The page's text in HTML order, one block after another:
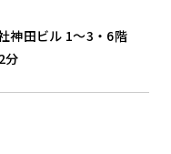
神田ビル 1～3・6階
分